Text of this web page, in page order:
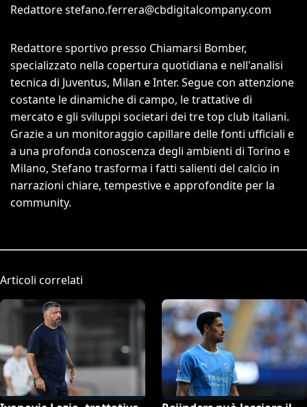
Redattorestefano.ferrera@cbdigitalcompany.com
Redattore sportivo presso Chiamarsi Bomber,
specializzato nella copertura quotidiana e nell'analisi
tecnica di Juventus, Milan e Inter. Segue con attenzione
costante le dinamiche di campo, le trattative di
mercato e gli sviluppi societari dei tre top club italiani.
Grazie a un monitoraggio capillare delle fonti ufficiali e
a una profonda conoscenza degli ambienti di Torino e
Milano, Stefano trasforma i fatti salienti del calcio in
narrazioni chiare, tempestive e approfondite per la
community.
Articoli correlati